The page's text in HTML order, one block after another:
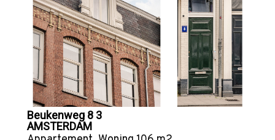
Beukenweg 8 3
AMSTERDAM